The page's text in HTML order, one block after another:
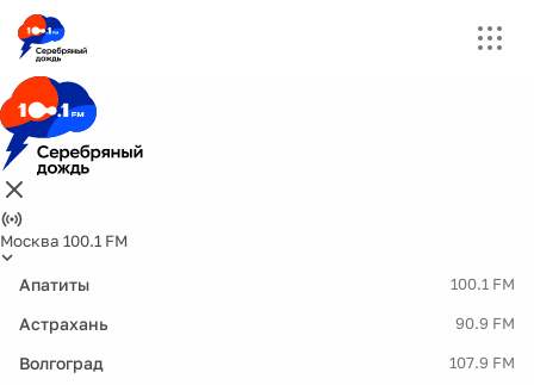
Москва 100.1 FM
Апатиты 100.1 FM
Астрахань 90.9 FM
Волгоград 107.9 FM